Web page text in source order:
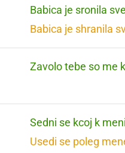
Babica je sronila
Babica je shranila
Zavolo tebe so me
Sedni se kcoj k
Usedi se poleg